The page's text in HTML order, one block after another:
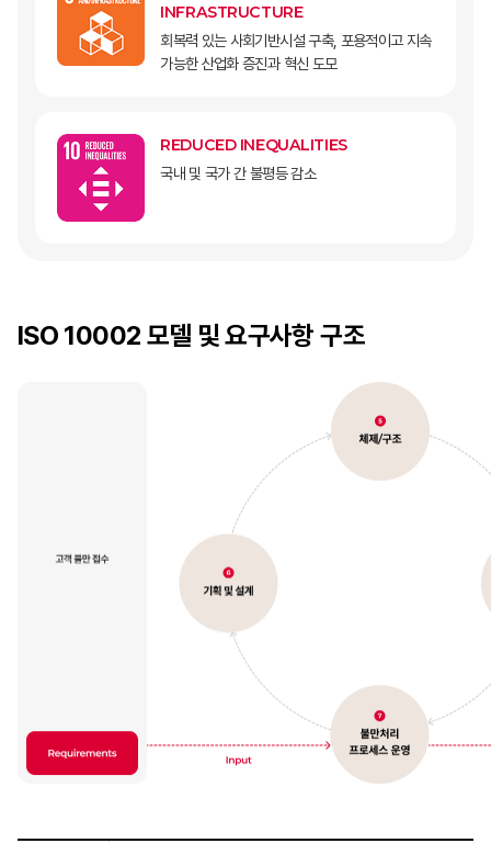
INFRASTRUCTURE
회복력 있는 사회기반시설 구축, 포용적이고 지속
가능한 산업화 증진과 혁신 도모
REDUCED INEQUALITIES
국내 및 국가 간 불평등 감소
ISO 10002 모델 및 요구사항 구조